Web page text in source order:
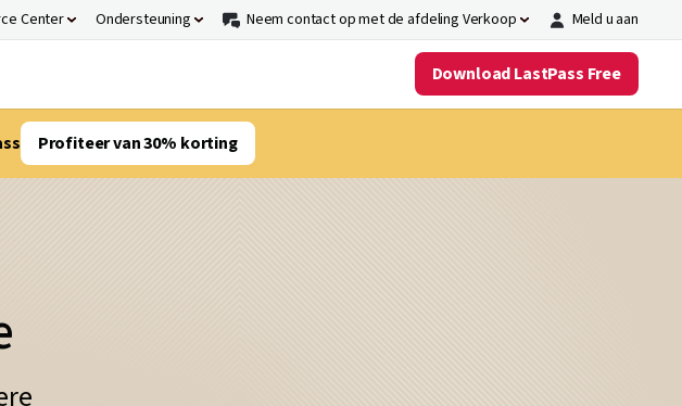
Center Ondersteuning Neem contact op met de afdeling Verkoop Meld u aan
Download LastPass Free
Profiteer van 30% korting